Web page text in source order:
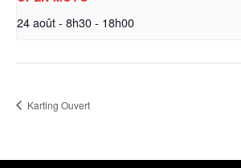
24 août - 8h30- 18h00
Karting Ouvert